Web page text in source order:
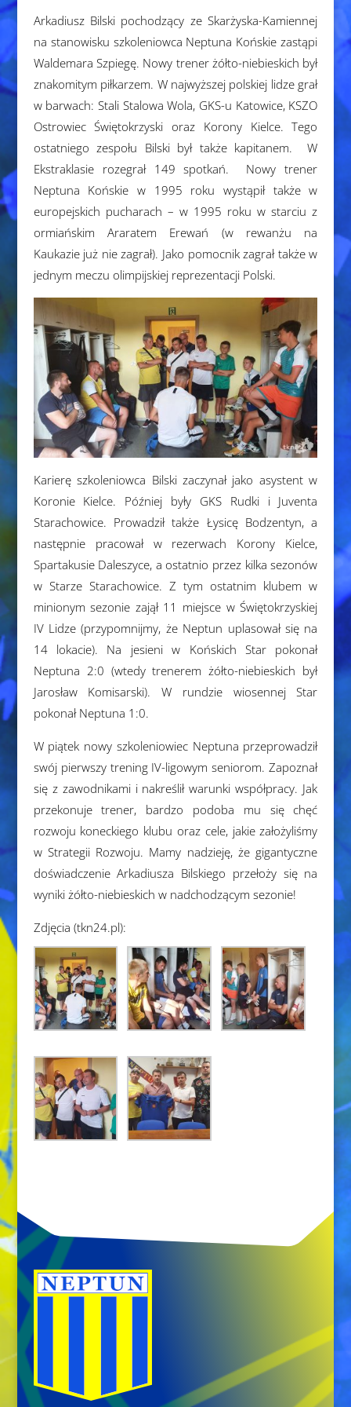
Arkadiusz Bilski pochodzący ze Skarżyska-Kamiennej
na stanowisku szkoleniowca Neptuna Końskie zastąpi
Waldemara Szpiegę. Nowy trener żółto-niebieskich był
znakomitym piłkarzem. W najwyższej polskiej lidze grał
w barwach: Stali Stalowa Wola, GKS-u Katowice, KSZO
Ostrowiec Świętokrzyski oraz Korony Kielce. Tego
ostatniego zespołu Bilski był także kapitanem. W
Ekstraklasie rozegrał 149 spotkań. Nowy trener
Neptuna Końskie w 1995 roku wystąpił także w
europejskich pucharach – w 1995 roku w starciu z
ormiańskim Araratem Erewań (w rewanżu na
Kaukazie już nie zagrał). Jako pomocnik zagrał także w
jednym meczu olimpijskiej reprezentacji Polski.
Karierę szkoleniowca Bilski zaczynał jako asystent w
Koronie Kielce. Później były GKS Rudki i Juventa
Starachowice. Prowadził także Łysicę Bodzentyn, a
następnie pracował w rezerwach Korony Kielce,
Spartakusie Daleszyce, a ostatnio przez kilka sezonów
w Starze Starachowice. Z tym ostatnim klubem w
minionym sezonie zajął 11 miejsce w Świętokrzyskiej
IV Lidze (przypomnijmy, że Neptun uplasował się na
14 lokacie). Na jesieni w Końskich Star pokonał
Neptuna 2:0 (wtedy trenerem żółto-niebieskich był
Jarosław Komisarski). W rundzie wiosennej Star
pokonał Neptuna 1:0.
W piątek nowy szkoleniowiec Neptuna przeprowadził
swój pierwszy trening IV-ligowym seniorom. Zapoznał
się z zawodnikami i nakreślił warunki współpracy. Jak
przekonuje trener, bardzo podoba mu się chęć
rozwoju koneckiego klubu oraz cele, jakie założyliśmy
w Strategii Rozwoju. Mamy nadzieję, że gigantyczne
doświadczenie Arkadiusza Bilskiego przełoży się na
wyniki żółto-niebieskich w nadchodzącym sezonie!
Zdjęcia (tkn24.pl):